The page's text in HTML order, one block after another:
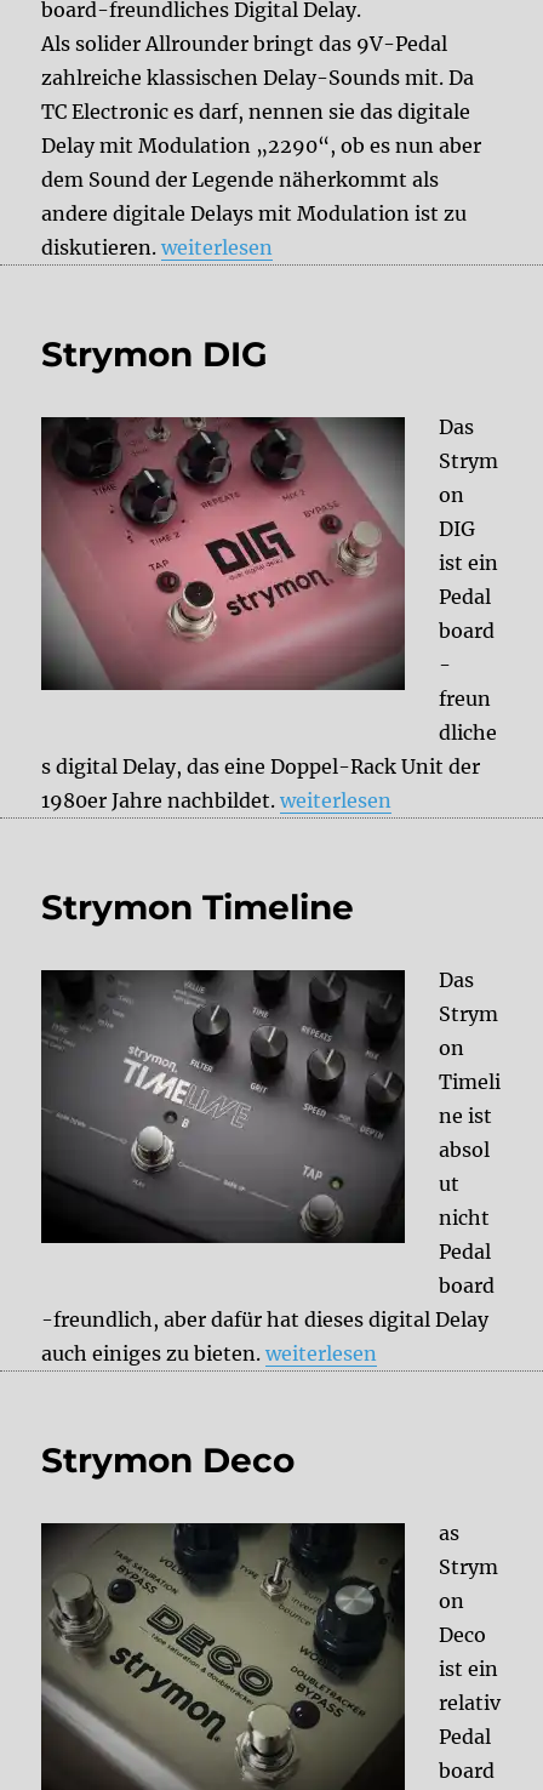
board-freundliches Digital Delay.
Als solider Allrounder bringt das 9V-Pedal
zahlreiche klassischen Delay-Sounds mit. Da
TC Electronic es darf, nennen sie das digitale
Delay mit Modulation „2290“, ob es nun aber
dem Sound der Legende näherkommt als
andere digitale Delays mit Modulation ist zu
diskutieren.„TC Electronic Flashback“
weiterlesen
Strymon DIG
Das
Strym
on
DIG
ist ein
Pedal
board
-
freun
dliche
s digital Delay, das eine Doppel-Rack Unit der
1980er Jahre nachbildet.„Strymon DIG“
weiterlesen
Strymon Timeline
Das
Strym
on
Timeli
ne ist
absol
ut
nicht
Pedal
board
-freundlich, aber dafür hat dieses digital Delay
auch einiges zu bieten.„Strymon Timeline“
weiterlesen
Strymon Deco
as
Strym
on
Deco
ist ein
relativ
Pedal
board